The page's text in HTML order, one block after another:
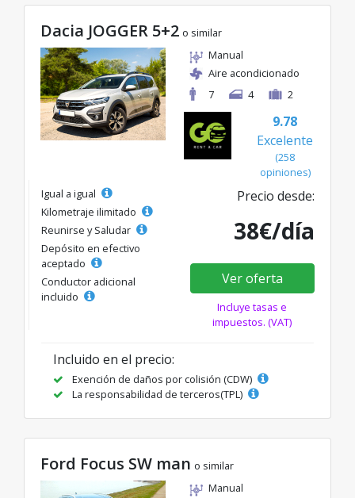
Dacia JOGGER 5+2 o similar
Manual
Aire acondicionado
7
4 2
9.78
Excelente
(258
opiniones)
Igual a igual
Kilometraje ilimitado
Reunirse y Saludar
Depósito en efectivo
aceptado
Conductor adicional
incluido
Precio desde:
38€/día
Ver oferta
Incluye tasas e
impuestos. (VAT)
Incluido en el precio:
Exención de daños por colisión (CDW)
La responsabilidad de terceros(TPL)
Ford Focus SW man o similar
Manual